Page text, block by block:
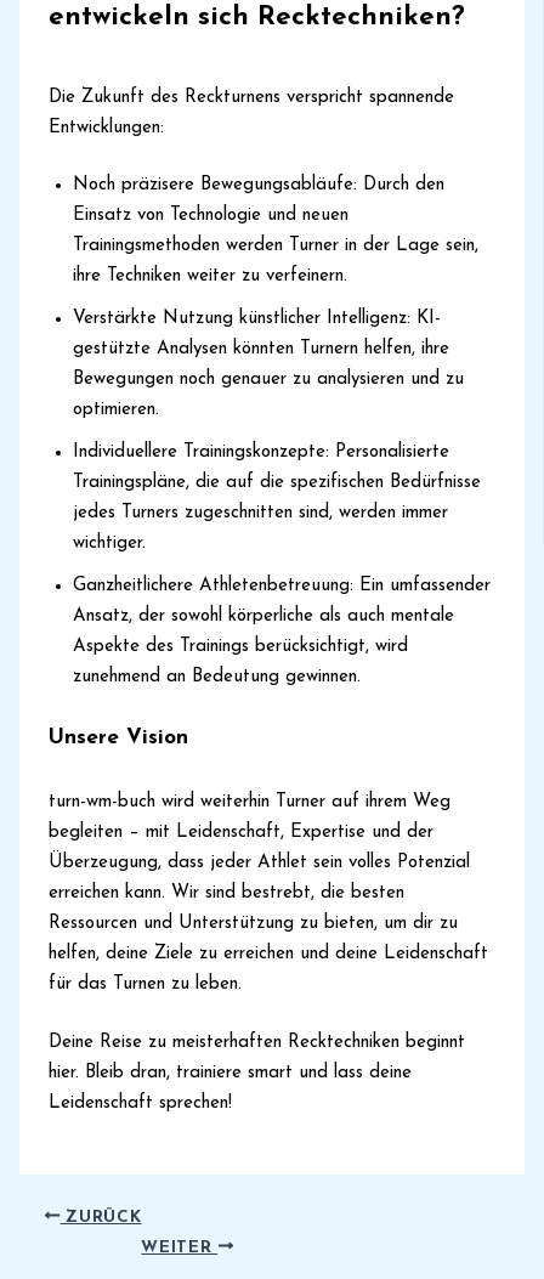
entwickeln sich Recktechniken?
Die Zukunft des Reckturnens verspricht spannende
Entwicklungen:
Noch präzisere Bewegungsabläufe: Durch den
Einsatz von Technologie und neuen
Trainingsmethoden werden Turner in der Lage sein,
ihre Techniken weiter zu verfeinern.
Verstärkte Nutzung künstlicher Intelligenz: KI-
gestützte Analysen könnten Turnern helfen, ihre
Bewegungen noch genauer zu analysieren und zu
optimieren.
Individuellere Trainingskonzepte: Personalisierte
Trainingspläne, die auf die spezifischen Bedürfnisse
jedes Turners zugeschnitten sind, werden immer
wichtiger.
Ganzheitlichere Athletenbetreuung: Ein umfassender
Ansatz, der sowohl körperliche als auch mentale
Aspekte des Trainings berücksichtigt, wird
zunehmend an Bedeutung gewinnen.
Unsere Vision
turn-wm-buch wird weiterhin Turner auf ihrem Weg
begleiten – mit Leidenschaft, Expertise und der
Überzeugung, dass jeder Athlet sein volles Potenzial
erreichen kann. Wir sind bestrebt, die besten
Ressourcen und Unterstützung zu bieten, um dir zu
helfen, deine Ziele zu erreichen und deine Leidenschaft
für das Turnen zu leben.
Deine Reise zu meisterhaften Recktechniken beginnt
hier. Bleib dran, trainiere smart und lass deine
Leidenschaft sprechen!
ZURÜCK
WEITER